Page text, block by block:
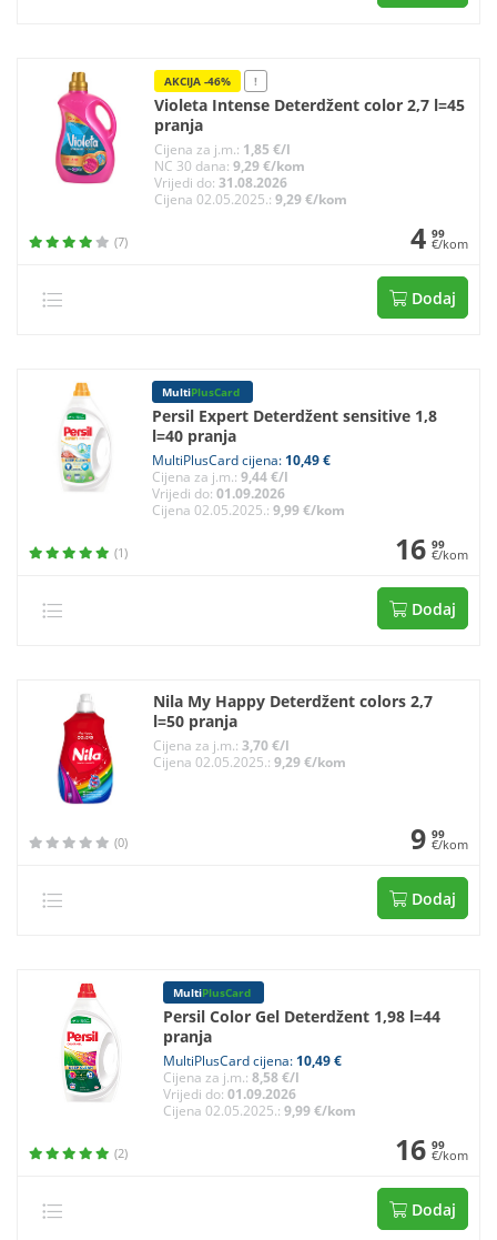
AKCIJA -46% !
Violeta Intense Deterdžent color 2,7 l=45
pranja
Cijena za j.m.: 1,85 €/l
NC 30 dana:9,29 €/kom
Vrijedi do:31.08.2026
Cijena 02.05.2025.:9,29 €/kom
(7) 4 99
€/kom
Dodaj
MultiPlusCard
Persil Expert Deterdžent sensitive 1,8
l=40 pranja
MultiPlusCard cijena: 10,49 €
Cijena za j.m.:9,44 €/l
Vrijedi do:01.09.2026
Cijena 02.05.2025.:9,99 €/kom
(1) 16 99
€/kom
Dodaj
Nila My Happy Deterdžent colors 2,7
l=50 pranja
Cijena za j.m.:3,70 €/l
Cijena 02.05.2025.:9,29 €/kom
(0) 9 99
€/kom
Dodaj
MultiPlusCard
Persil Color Gel Deterdžent 1,98 l=44
pranja
MultiPlusCard cijena: 10,49 €
Cijena za j.m.: 8,58 €/l
Vrijedi do: 01.09.2026
Cijena 02.05.2025.: 9,99 €/kom
(2) 16 99
€/kom
Dodaj